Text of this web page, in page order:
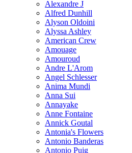
Alexandre J
Alfred Dunhill
Alyson Oldoini
Alyssa Ashley
American Crew
Amouage
Amouroud
Andre L'Arom
Angel Schlesser
Anima Mundi
Anna Sui
Annayake
Anne Fontaine
Annick Goutal
Antonia's Flowers
Antonio Banderas
Antonio Puig